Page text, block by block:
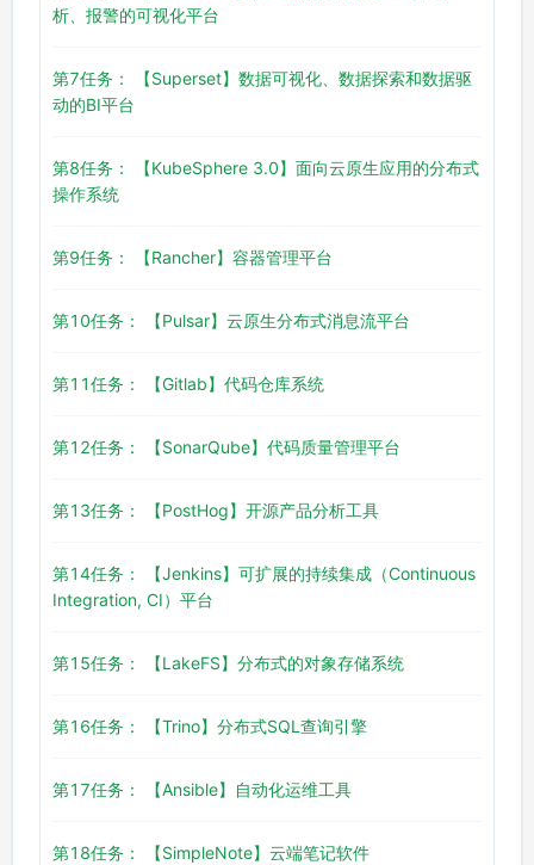
析、报警的可视化平台
第7任务： 【Superset】数据可视化、数据探索和数据驱
动的BI平台
第8任务： 【KubeSphere 3.0】面向云原生应用的分布式
操作系统
第9任务： 【Rancher】容器管理平台
第10任务： 【Pulsar】云原生分布式消息流平台
第11任务： 【Gitlab】代码仓库系统
第12任务： 【SonarQube】代码质量管理平台
第13任务： 【PostHog】开源产品分析工具
第14任务： 【Jenkins】可扩展的持续集成（Continuous
Integration, CI）平台
第15任务： 【LakeFS】分布式的对象存储系统
第16任务： 【Trino】分布式SQL查询引擎
第17任务： 【Ansible】自动化运维工具
第18任务： 【SimpleNote】云端笔记软件